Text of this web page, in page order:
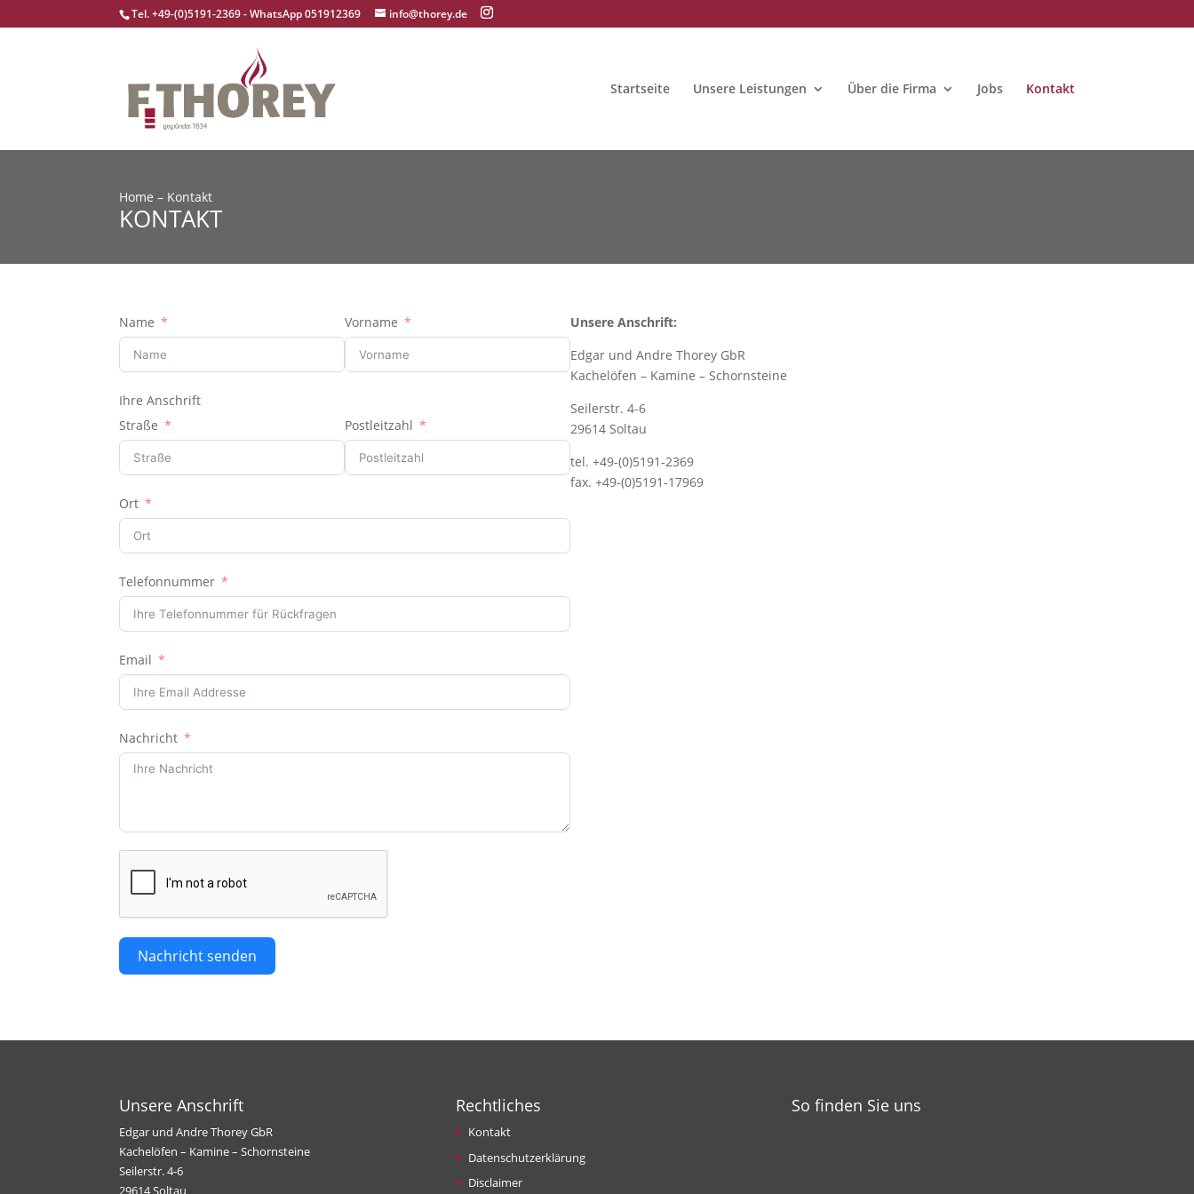
Tel. +49-(0)5191-2369 - WhatsApp 051912369 info@thorey.de
Startseite Unsere Leistungen Über die Firma Jobs Kontakt
Home – Kontakt
KONTAKT
Name Vorname
Ihre Anschrift
Straße
Postleitzahl
Ort
Telefonnummer
Email
Nachricht
Nachricht senden
Unsere Anschrift:
Edgar und Andre Thorey GbR
Kachelöfen – Kamine – Schornsteine
Seilerstr. 4-6
29614 Soltau
tel. +49-(0)5191-2369
fax. +49-(0)5191-17969
Unsere Anschrift
Edgar und Andre Thorey GbR
Kachelöfen – Kamine – Schornsteine
Seilerstr. 4-6
29614 Soltau
Rechtliches
Kontakt
Datenschutzerklärung
Disclaimer
So finden Sie uns